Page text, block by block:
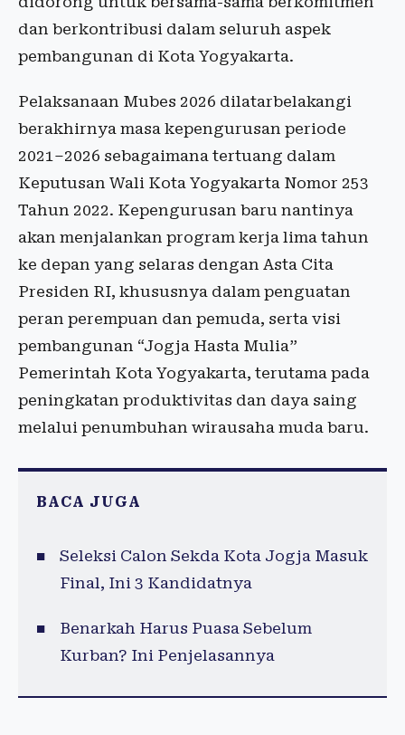
dan berkontribusi dalam seluruh aspek
pembangunan di Kota Yogyakarta.
Pelaksanaan Mubes 2026 dilatarbelakangi
berakhirnya masa kepengurusan periode
2021–2026 sebagaimana tertuang dalam
Keputusan Wali Kota Yogyakarta Nomor 253
Tahun 2022. Kepengurusan baru nantinya
akan menjalankan program kerja lima tahun
ke depan yang selaras dengan Asta Cita
Presiden RI, khususnya dalam penguatan
peran perempuan dan pemuda, serta visi
pembangunan “Jogja Hasta Mulia”
Pemerintah Kota Yogyakarta, terutama pada
peningkatan produktivitas dan daya saing
melalui penumbuhan wirausaha muda baru.
BACA JUGA
Seleksi Calon Sekda Kota Jogja Masuk
Final, Ini 3 Kandidatnya
Benarkah Harus Puasa Sebelum
Kurban? Ini Penjelasannya